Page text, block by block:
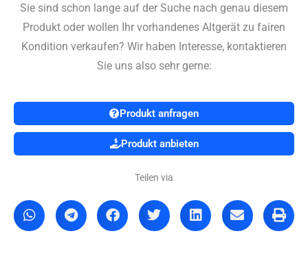
Sie sind schon lange auf der Suche nach genau diesem
Produkt oder wollen Ihr vorhandenes Altgerät zu fairen
Kondition verkaufen? Wir haben Interesse, kontaktieren
Sie uns also sehr gerne:
Produkt anfragen
Produkt anbieten
Teilen via